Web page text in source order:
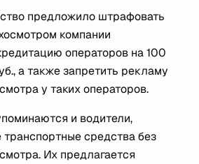
предложило штрафовать
компании
операторов на 100
а также запретить рекламу
у таких операторов.
и водители,
средства без
Их предлагается